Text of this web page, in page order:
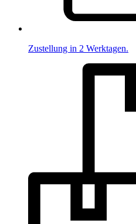
Zustellung in 2 Werktagen.